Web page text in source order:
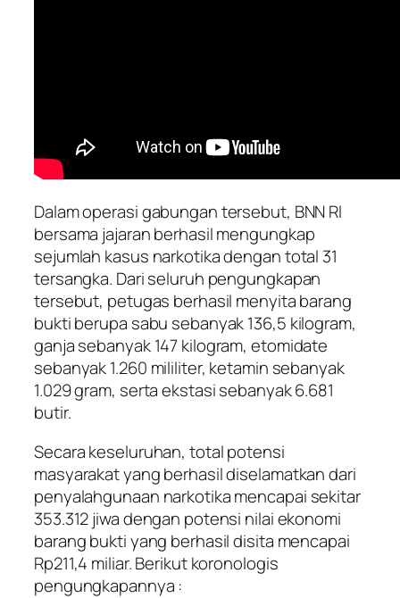
Dalam operasi gabungan tersebut, BNN RI
bersama jajaran berhasil mengungkap
sejumlah kasus narkotika dengan total 31
tersangka. Dari seluruh pengungkapan
tersebut, petugas berhasil menyita barang
bukti berupa sabu sebanyak 136,5 kilogram,
ganja sebanyak 147 kilogram, etomidate
sebanyak 1.260 mililiter, ketamin sebanyak
1.029 gram, serta ekstasi sebanyak 6.681
butir.
Secara keseluruhan, total potensi
masyarakat yang berhasil diselamatkan dari
penyalahgunaan narkotika mencapai sekitar
353.312 jiwa dengan potensi nilai ekonomi
barang bukti yang berhasil disita mencapai
Rp211,4 miliar. Berikut koronologis
pengungkapannya :